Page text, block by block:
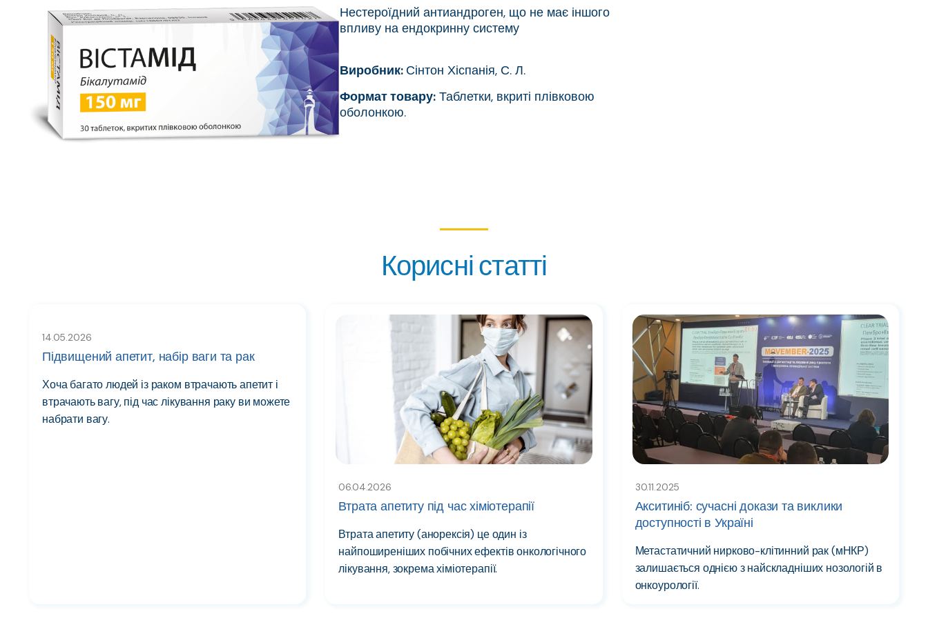
Нестероїдний антиандроген, що не має іншого
впливу на ендокринну систему
Виробник: Сінтон Хіспанія, С. Л.
Формат товару: Таблетки, вкриті плівковою
оболонкою.
Корисні статті
14.05.2026
Підвищений апетит, набір ваги та рак
Хоча багато людей із раком втрачають апетит і
втрачають вагу, під час лікування раку ви можете
набрати вагу.
06.04.2026
Втрата апетиту під час хіміотерапії
Втрата апетиту (анорексія) це один із
найпоширеніших побічних ефектів онкологічного
лікування, зокрема хіміотерапії.
30.11.2025
Акситиніб: сучасні докази та виклики
доступності в Україні
Метастатичний нирково-клітинний рак (мНКР)
залишається однією з найскладніших нозологій в
онкоурології.